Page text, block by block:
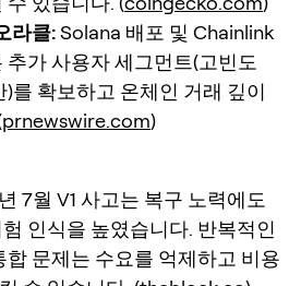
라클:Solana 배포 및 Chainlink
가 사용자 세그먼트(고빈도
를 확보하고 온체인 거래 깊이
prnewswire.com)
7월 V1 사고는 복구 노력에도
인식을 높였습니다. 반복적인
문제는 수요를 억제하고 비용